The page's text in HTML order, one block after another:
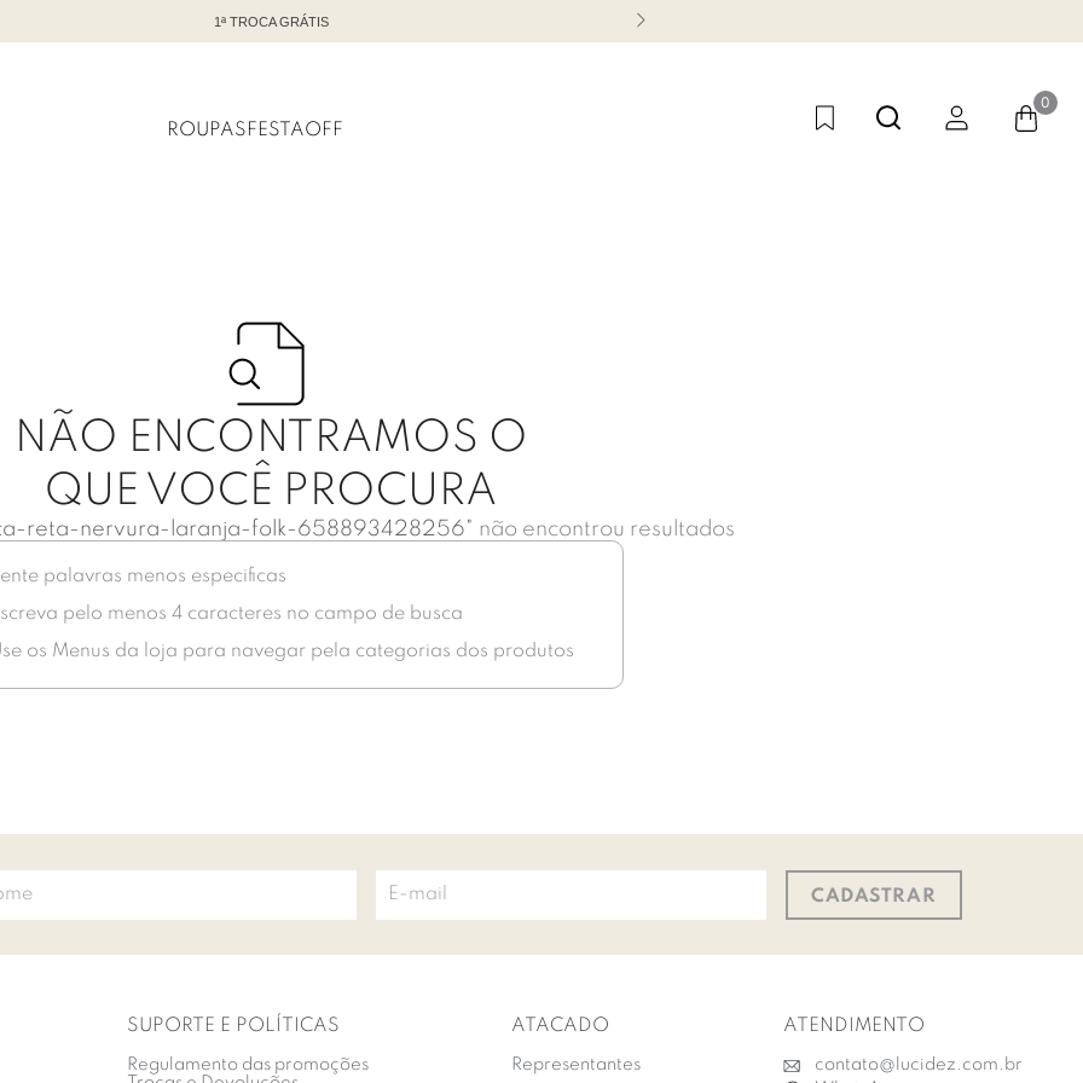
1ª TROCA GRÁTIS
ROUPASFESTAOFF
0
NÃO ENCONTRAMOS O
QUE VOCÊ PROCURA
reta-nervura-laranja-folk-658893428256" não encontrou resultados
Tente palavras menos especificas
pelo menos 4 caracteres no campo de busca
os Menus da loja para navegar pela categorias dos produtos
CADASTRAR
SUPORTE E POLÍTICAS
Regulamento das promoções
ATACADO
Representantes
ATENDIMENTO
contato@lucidez.com.br